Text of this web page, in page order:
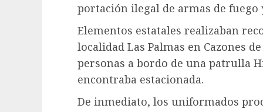
portación ilegal de armas de
Elementos estatales realizaban
localidad Las Palmas en Cazones
personas a bordo de una patrulla
encontraba estacionada.
De inmediato, los uniformados